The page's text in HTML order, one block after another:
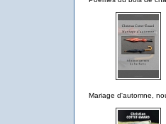
Mariage d'automne,